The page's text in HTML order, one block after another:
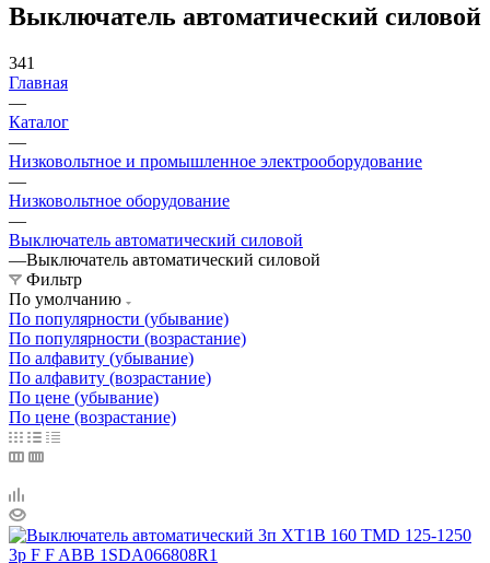
Выключатель автоматический силовой
341
Главная
—
Каталог
—
Низковольтное и промышленное электрооборудование
—
Низковольтное оборудование
—
Выключатель автоматический силовой
—Выключатель автоматический силовой
Фильтр
По умолчанию
По популярности (убывание)
По популярности (возрастание)
По алфавиту (убывание)
По алфавиту (возрастание)
По цене (убывание)
По цене (возрастание)